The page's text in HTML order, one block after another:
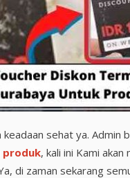
sehat ya. Admin
produk, kali ini Kami
di zaman sekarang